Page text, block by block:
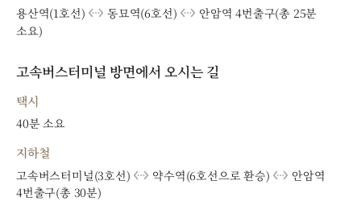
용산역(1호선) settings_ethernet 동묘역(6호선) settings_ethernet 안암역 4번출구(총 25분
소요)
고속버스터미널 방면에서 오시는 길
택시
40분 소요
지하철
고속버스터미널(3호선) settings_ethernet 약수역(6호선으로 환승) settings_ethernet 안암역
4번출구(총 30분)